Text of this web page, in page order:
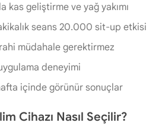
kas geliştirme ve yağ yakımı
seans 20.000 sit-up etkisi
müdahale gerektirmez
deneyimi
içinde görünür sonuçlar
Cihazı Nasıl Seçilir?